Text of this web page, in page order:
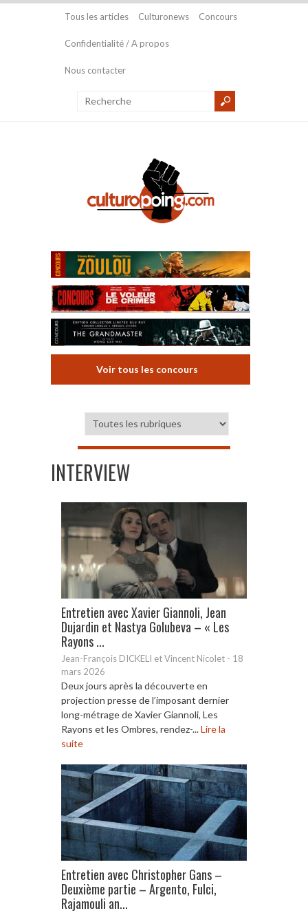
Tous les articles Culturonews Concours
Confidentialité / A propos
Nous contacter
Voir tous les concours
INTERVIEW
Entretien avec Xavier Giannoli, Jean
Dujardin et Nastya Golubeva – « Les
Rayons ...
Jean-François DICKELI et Vincent Nicolet - 18
mars 2026
Deux jours après la découverte en
projection presse de l’imposant dernier
long-métrage de Xavier Giannoli, Les
Rayons et les Ombres, rendez-...Lire la
suite
Entretien avec Christopher Gans –
Deuxième partie – Argento, Fulci,
Rajamouli an...